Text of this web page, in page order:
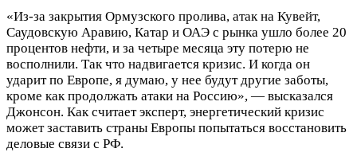
«Из-за закрытия Ормузского пролива, атак на Кувейт,
Саудовскую Аравию, Катар и ОАЭ с рынка ушло более 20
процентов нефти, и за четыре месяца эту потерю не
восполнили. Так что надвигается кризис. И когда он
ударит по Европе, я думаю, у нее будут другие заботы,
кроме как продолжать атаки на Россию», — высказался
Джонсон. Как считает эксперт, энергетический кризис
может заставить страны Европы попытаться восстановить
деловые связи с РФ.